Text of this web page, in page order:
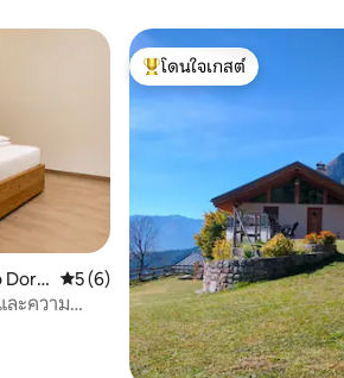
Dorsi คะแนนเฉลี่ย 5 จาก 5, 6 รีวิว
5 (6)
ละความ
โดนใจเกสต์ที่สุด
โดนใจเกสต์